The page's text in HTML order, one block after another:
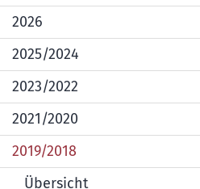
2026
2025/2024
2023/2022
2021/2020
2019/2018
Übersicht